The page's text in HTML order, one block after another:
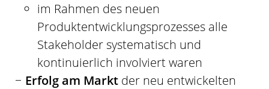
im Rahmen des neuen
Produktentwicklungsprozesses alle
Stakeholder systematisch und
kontinuierlich involviert waren
Erfolg am Markt der neu entwickelten